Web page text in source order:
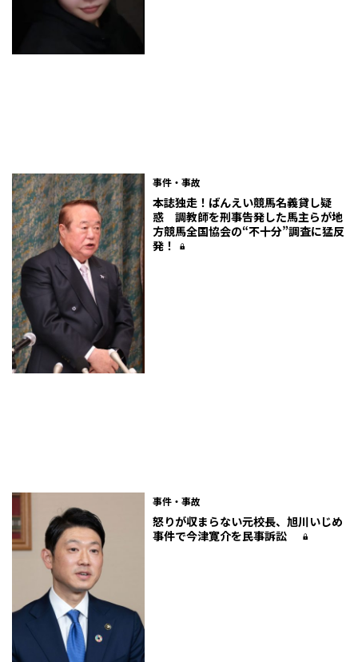
事件・事故
本誌独走！ばんえい競馬名義貸し疑
惑 調教師を刑事告発した馬主らが地
方競馬全国協会の“不十分”調査に猛反
発！
事件・事故
怒りが収まらない元校長、旭川いじめ
事件で今津寛介を民事訴訟